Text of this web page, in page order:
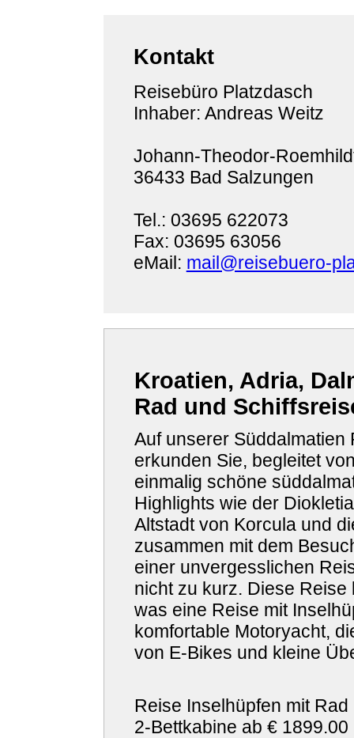
Kontakt
Reisebüro Platzdasch
Inhaber: Andreas Weitz
Johann-Theodor-
36433 Bad Salzungen
Tel.: 03695 622073
Fax: 03695 63056
eMail: mail@reisebuero-
Kroatien, Adria,
Rad und
Auf unserer Süddalmatien
erkunden Sie, begleitet
einmalig schöne
Highlights wie der
Altstadt von Korcula und
zusammen mit dem
einer unvergesslichen
nicht zu kurz. Diese Reise
was eine Reise mit
komfortable Motoryacht,
von E-Bikes und kleine
Reise Inselhüpfen mit
2-Bettkabine ab € 1899.00